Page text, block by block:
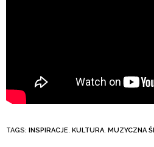
TAGS: INSPIRACJE, KULTURA, MUZYCZNA